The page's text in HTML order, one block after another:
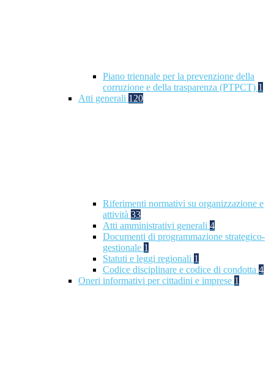
Piano triennale per la prevenzione della
corruzione e della trasparenza (PTPCT) 1
Atti generali 120
Riferimenti normativi su organizzazione e
attività 33
Atti amministrativi generali 4
Documenti di programmazione strategico-
gestionale 1
Statuti e leggi regionali 1
Codice disciplinare e codice di condotta 4
Oneri informativi per cittadini e imprese 1